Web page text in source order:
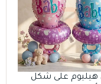
هيليوم على شكل